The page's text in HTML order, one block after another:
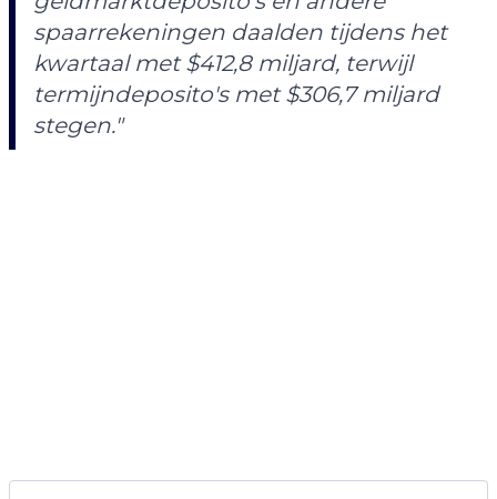
spaarrekeningen daalden tijdens het
kwartaal met $412,8 miljard, terwijl
termijndeposito's met $306,7 miljard
stegen."